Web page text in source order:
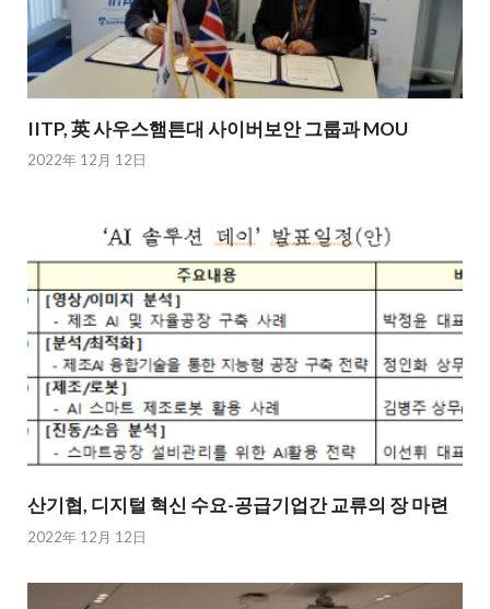
IITP, 英 사우스햄튼대 사이버보안 그룹과 MOU
2022年 12月 12日
산기협, 디지털 혁신 수요-공급기업간 교류의 장 마련
2022年 12月 12日